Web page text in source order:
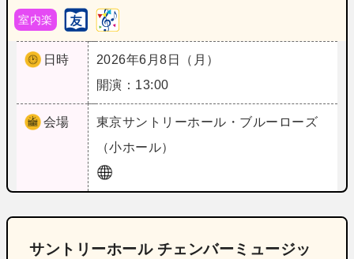
室内楽
日時
2026年6月8日（月）
開演：13:00
会場 東京サントリーホール・ブルーローズ
（小ホール）
サントリーホール チェンバーミュージッ